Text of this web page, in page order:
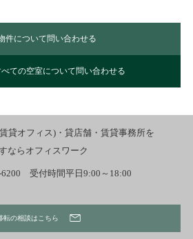
件について問い合わせる
べての空室について問い合わせる
貸オフィス)・貸店舗・賃貸事務所を
ならオフィスワーク
6200 受付時間平日9:00～18:00
転の相談はこちら